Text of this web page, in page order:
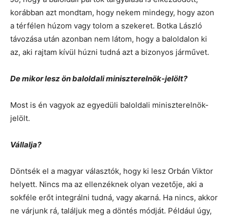
korábban azt mondtam, hogy nekem mindegy, hogy azon
a térfélen húzom vagy tolom a szekeret. Botka László
távozása után azonban nem látom, hogy a baloldalon ki
az, aki rajtam kívül húzni tudná azt a bizonyos járművet.
De mikor lesz ön baloldali miniszterelnök-jelölt?
Most is én vagyok az egyedüli baloldali miniszterelnök-
jelölt.
Vállalja?
Döntsék el a magyar választók, hogy ki lesz Orbán Viktor
helyett. Nincs ma az ellenzéknek olyan vezetője, aki a
sokféle erőt integrálni tudná, vagy akarná. Ha nincs, akkor
ne várjunk rá, találjuk meg a döntés módját. Például úgy,